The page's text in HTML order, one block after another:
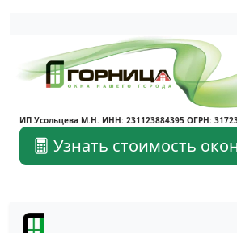
Написать в Max
Написать в
ИП Усольцева М.Н. ИНН: 231123884395 ОГРН:
Узнать стоимость окон